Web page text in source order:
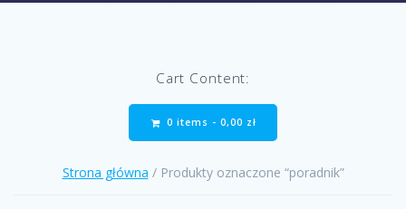
Cart Content:
0 items - 0,00 zł
Strona główna / Produkty oznaczone “poradnik”